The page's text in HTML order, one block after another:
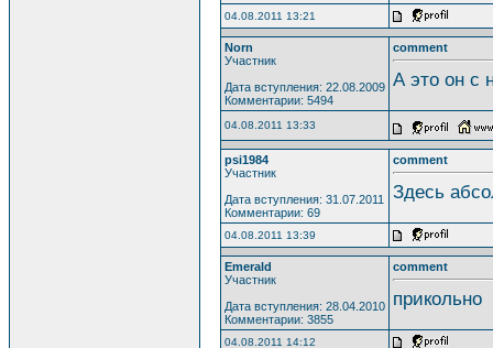
04.08.2011 13:21
Norn
Участник
Дата вступления: 22.08.2009
Комментарии: 5494
comment
А это он с
04.08.2011 13:33
psi1984
Участник
Дата вступления: 31.07.2011
Комментарии: 69
comment
Здесь
04.08.2011 13:39
Emerald
Участник
Дата вступления: 28.04.2010
Комментарии: 3855
comment
прикольно
04.08.2011 14:12